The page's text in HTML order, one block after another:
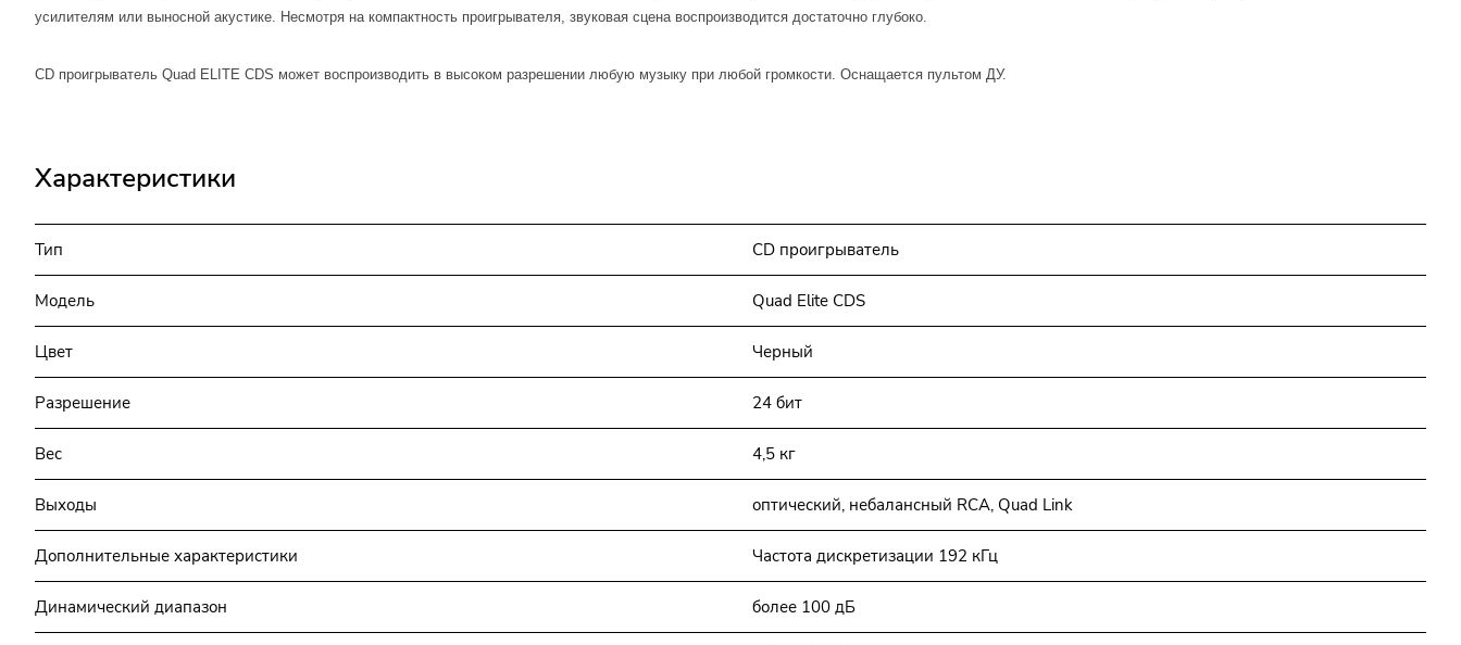
усилителям или выносной акустике. Несмотря на компактность проигрывателя, звуковая сцена воспроизводится достаточно глубоко.
CD проигрыватель Quad ELITE CDS может воспроизводить в высоком разрешении любую музыку при любой громкости. Оснащается пультом ДУ.
Характеристики
Тип CD проигрыватель
Модель Quad Elite CDS
Цвет Черный
Разрешение 24 бит
Вес 4,5 кг
Выходы оптический, небалансный RCA, Quad Link
Дополнительные характеристики Частота дискретизации 192 кГц
Динамический диапазон более 100 дБ